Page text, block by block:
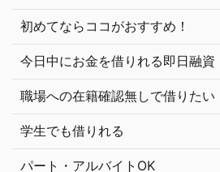
初めてならココがおすすめ！
今日中にお金を借りれる即日融資
職場への在籍確認無しで借りたい
学生でも借りれる
パート・アルバイトOK